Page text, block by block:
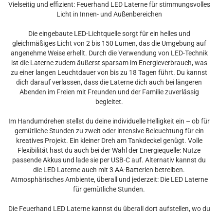
Vielseitig und effizient: Feuerhand LED Laterne für stimmungsvolles
Licht in Innen- und Außenbereichen
Die eingebaute LED-Lichtquelle sorgt für ein helles und
gleichmäßiges Licht von 2 bis 150 Lumen, das die Umgebung auf
angenehme Weise erhellt. Durch die Verwendung von LED-Technik
ist die Laterne zudem äußerst sparsam im Energieverbrauch, was
zu einer langen Leuchtdauer von bis zu 18 Tagen führt. Du kannst
dich darauf verlassen, dass die Laterne dich auch bei längeren
Abenden im Freien mit Freunden und der Familie zuverlässig
begleitet.
Im Handumdrehen stellst du deine individuelle Helligkeit ein – ob für
gemütliche Stunden zu zweit oder intensive Beleuchtung für ein
kreatives Projekt. Ein kleiner Dreh am Tankdeckel genügt. Volle
Flexibilität hast du auch bei der Wahl der Energiequelle: Nutze
passende Akkus und lade sie per USB-C auf. Alternativ kannst du
die LED Laterne auch mit 3 AA-Batterien betreiben.
Atmosphärisches Ambiente, überall und jederzeit: Die LED Laterne
für gemütliche Stunden.
Die Feuerhand LED Laterne kannst du überall dort aufstellen, wo du